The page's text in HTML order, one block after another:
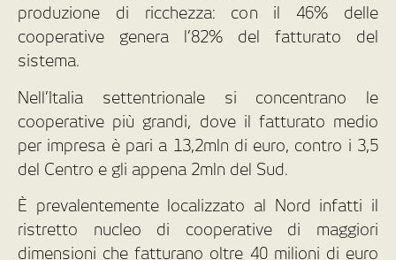
produzione di ricchezza: con il 46% delle
cooperative genera l’82% del fatturato del
sistema.
Nell’Italia settentrionale si concentrano le
cooperative più grandi, dove il fatturato medio
per impresa è pari a 13,2mln di euro, contro i 3,5
del Centro e gli appena 2mln del Sud.
È prevalentemente localizzato al Nord infatti il
ristretto nucleo di cooperative di maggiori
dimensioni che fatturano oltre 40 milioni di euro